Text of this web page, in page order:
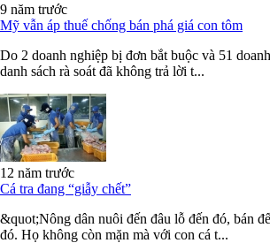
9 năm trước
Mỹ vẫn áp thuế chống bán phá giá con tôm
Do 2 doanh nghiệp bị đơn bắt buộc và 51
danh sách rà soát đã không trả lời t...
12 năm trước
Cá tra đang “giẫy chết”
&quot;Nông dân nuôi đến đâu lỗ đến đó, bán
đó. Họ không còn mặn mà với con cá t...